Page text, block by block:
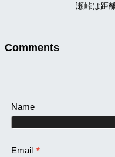
瀬峠は距
Comments
Name
Email *